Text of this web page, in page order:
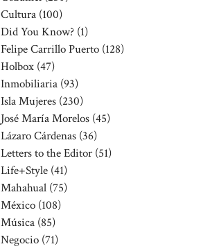
Cultura (100)
Did You Know? (1)
Felipe Carrillo Puerto (128)
Holbox (47)
Inmobiliaria (93)
Isla Mujeres (230)
José María Morelos (45)
Lázaro Cárdenas (36)
Letters to the Editor (51)
Life+Style (41)
Mahahual (75)
México (108)
Música (85)
Negocio (71)